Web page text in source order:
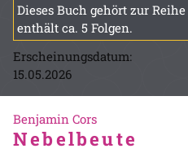
Dieses Buch gehört zur Reihe
enthält ca. 5 Folgen.
Erscheinungsdatum:
15.05.2026
Benjamin Cors
Nebelbeute